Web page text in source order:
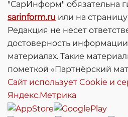
"СарИнформ" обязательна
sarinform.ru или на
Редакция не несет
достоверность
материалах. Такие
пометкой «Партнёрский
Сайт использует Cookie и
Яндекс.Метрика